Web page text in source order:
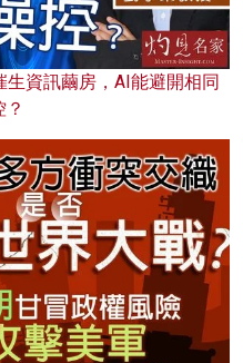
資訊繭房，AI能避開相同